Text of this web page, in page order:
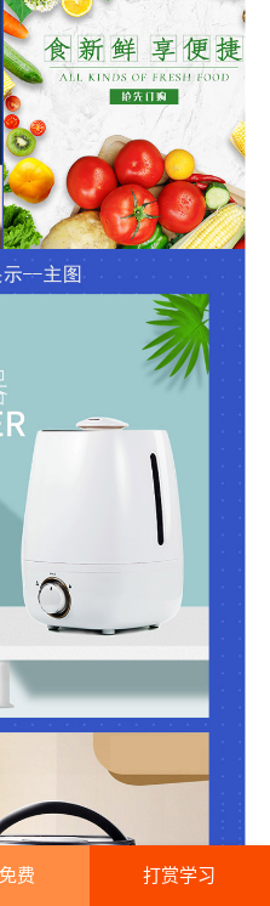
打赏学习
费
我的